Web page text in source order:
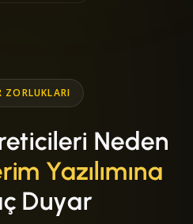
ZORLUKLARI
Neden
Yazılımına
Duyar